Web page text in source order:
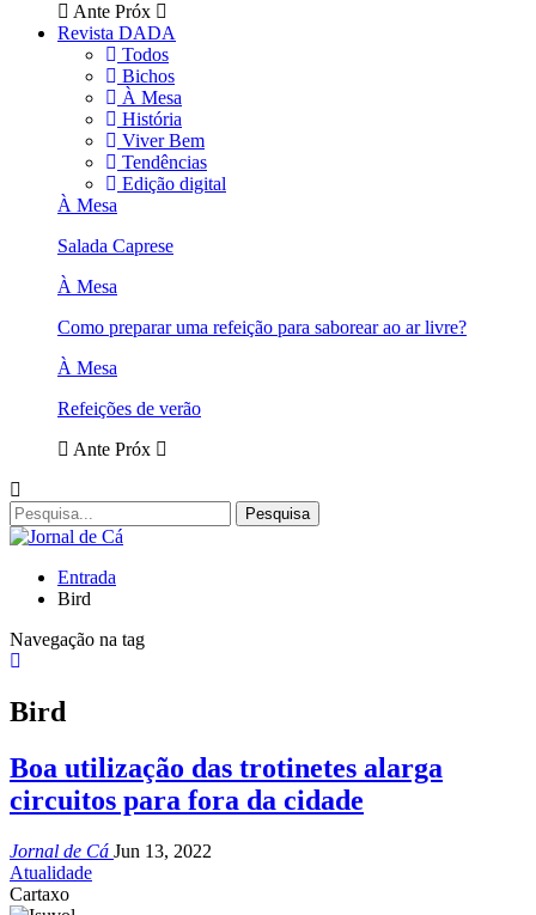
Ante Próx
Revista DADA
Todos
Bichos
À Mesa
História
Viver Bem
Tendências
Edição digital
À Mesa
Salada Caprese
À Mesa
Como preparar uma refeição para saborear ao ar livre?
À Mesa
Refeições de verão
Ante Próx
Entrada
Bird
Navegação na tag
Bird
Boa utilização das trotinetes alarga
circuitos para fora da cidade
Jornal de Cá Jun 13, 2022
Atualidade
Cartaxo